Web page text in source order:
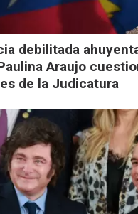
debilitada
Araujo
de la Judicatura